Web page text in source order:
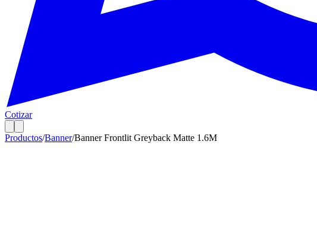
Cotizar
Productos/Banner/Banner Frontlit Greyback Matte 1.6M